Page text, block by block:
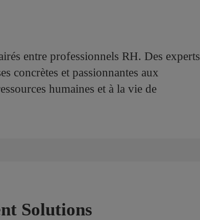
entre professionnels RH. Des experts
concrètes et passionnantes aux
humaines et à la vie de
Solutions